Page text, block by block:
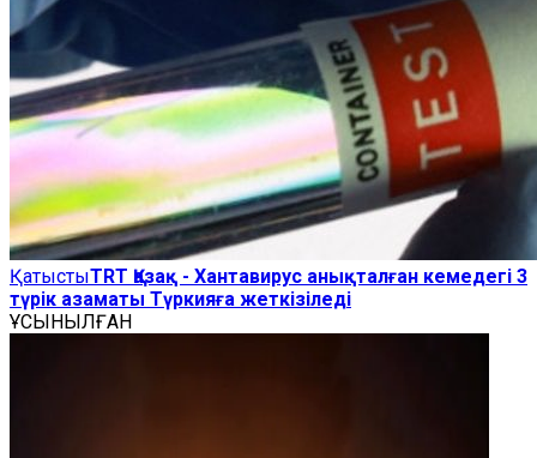
ҚатыстыTRT Қазақ - Хантавирус анықталған кемедегі 3
түрік азаматы Түркияға жеткізіледі
ҰСЫНЫЛҒАН